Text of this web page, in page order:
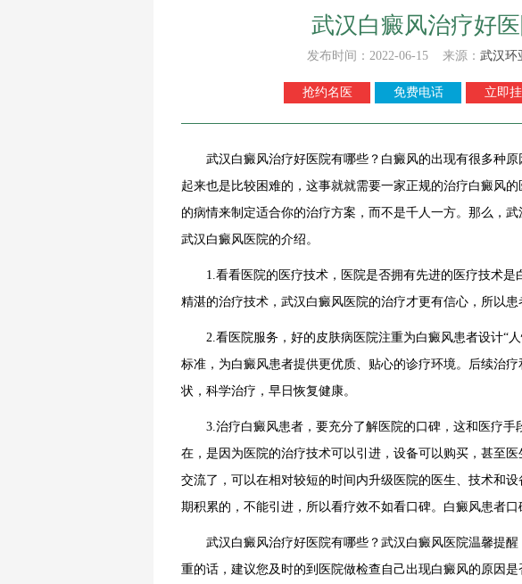
武汉白癜风治疗好
发布时间：2022-06-15 来源： 武汉环
抢约名医 免费电话 立即
武汉白癜风治疗好医院有哪些？白癜风的出现有很多种原
起来也是比较困难的，这事就就需要一家正规的治疗白癜风
的病情来制定适合你的治疗方案，而不是千人一方。那么，
武汉白癜风医院的介绍。
1.看看医院的医疗技术，医院是否拥有先进的医疗技术是
精湛的治疗技术，武汉白癜风医院的治疗才更有信心，所以患
2.看医院服务，好的皮肤病医院注重为白癜风患者设计“人
标准，为白癜风患者提供更优质、贴心的诊疗环境。后续治
状，科学治疗，早日恢复健康。
3.治疗白癜风患者，要充分了解医院的口碑，这和医疗手
在，是因为医院的治疗技术可以引进，设备可以购买，甚至
交流了，可以在相对较短的时间内升级医院的医生、技术和
期积累的，不能引进，所以看疗效不如看口碑。白癜风患者口
武汉白癜风治疗好医院有哪些？武汉白癜风医院温馨提醒
重的话，建议您及时的到医院做检查自己出现白癜风的原因